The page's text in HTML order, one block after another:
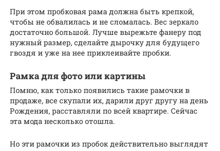
При этом пробковая рама должна быть крепкой,
чтобы не обвалилась и не сломалась. Вес зеркало
достаточно большой. Лучше вырежьте фанеру под
нужный размер, сделайте дырочку для будущего
гвоздя и уже на нее приклеивайте пробки.
Рамка для фото или картины
Помню, как только появились такие рамочки в
продаже, все скупали их, дарили друг другу на день
Рождения, расставляли по всей квартире. Сейчас
эта мода несколько отошла.
Но эти рамочки из пробок действительно выглядят